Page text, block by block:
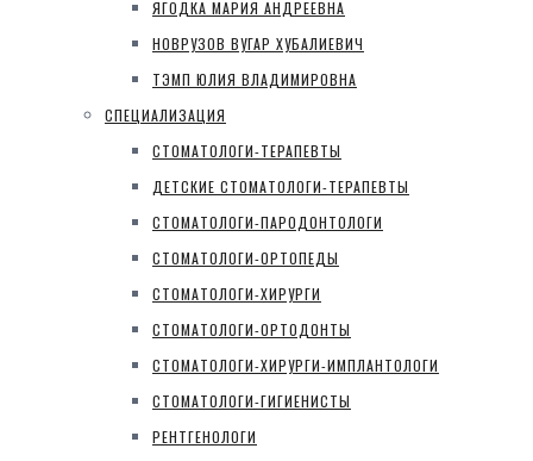
ЯГОДКА МАРИЯ АНДРЕЕВНА
НОВРУЗОВ ВУГАР ХУБАЛИЕВИЧ
ТЭМП ЮЛИЯ ВЛАДИМИРОВНА
СПЕЦИАЛИЗАЦИЯ
СТОМАТОЛОГИ-ТЕРАПЕВТЫ
ДЕТСКИЕ СТОМАТОЛОГИ-ТЕРАПЕВТЫ
СТОМАТОЛОГИ-ПАРОДОНТОЛОГИ
СТОМАТОЛОГИ-ОРТОПЕДЫ
СТОМАТОЛОГИ-ХИРУРГИ
СТОМАТОЛОГИ-ОРТОДОНТЫ
СТОМАТОЛОГИ-ХИРУРГИ-ИМПЛАНТОЛОГИ
СТОМАТОЛОГИ-ГИГИЕНИСТЫ
РЕНТГЕНОЛОГИ